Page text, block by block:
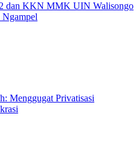
dan KKN MMK UIN Walisongo
Ngampel
Menggugat Privatisasi